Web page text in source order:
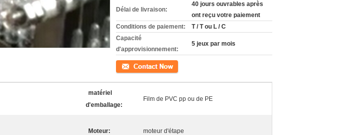
Délai de livraison:
40 jours ouvrables après
ont reçu votre paiement
Conditions de paiement:
T / T ou L / C
Capacité
d'approvisionnement:
5 jeux par mois
Contact
matériel
d'emballage:
Film de PVC pp ou de PE
Moteur: moteur d'étape